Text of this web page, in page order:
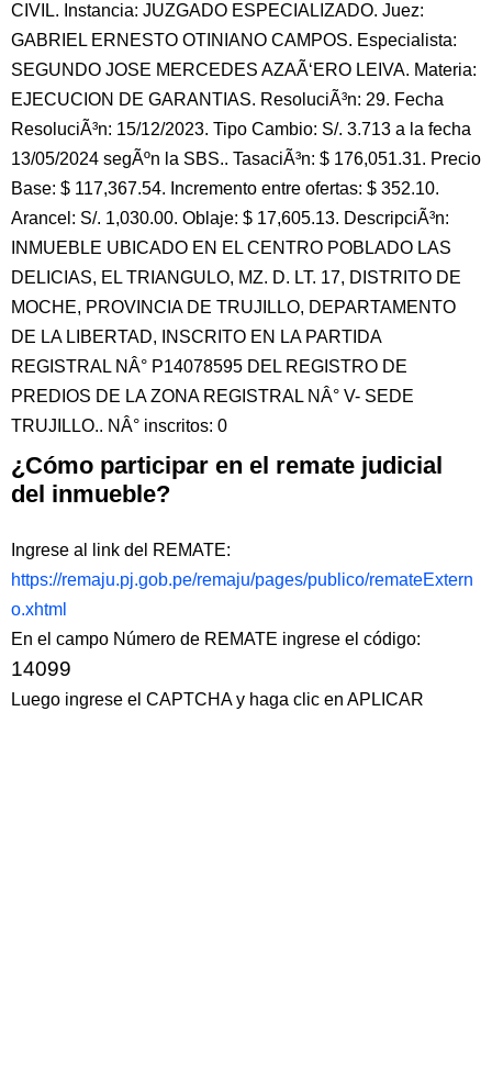
CIVIL. Instancia: JUZGADO ESPECIALIZADO. Juez:
GABRIEL ERNESTO OTINIANO CAMPOS. Especialista:
SEGUNDO JOSE MERCEDES AZAÃ‘ERO LEIVA. Materia:
EJECUCION DE GARANTIAS. ResoluciÃ³n: 29. Fecha
ResoluciÃ³n: 15/12/2023. Tipo Cambio: S/. 3.713 a la fecha
13/05/2024 segÃºn la SBS.. TasaciÃ³n: $ 176,051.31. Precio
Base: $ 117,367.54. Incremento entre ofertas: $ 352.10.
Arancel: S/. 1,030.00. Oblaje: $ 17,605.13. DescripciÃ³n:
INMUEBLE UBICADO EN EL CENTRO POBLADO LAS
DELICIAS, EL TRIANGULO, MZ. D. LT. 17, DISTRITO DE
MOCHE, PROVINCIA DE TRUJILLO, DEPARTAMENTO
DE LA LIBERTAD, INSCRITO EN LA PARTIDA
REGISTRAL NÂ° P14078595 DEL REGISTRO DE
PREDIOS DE LA ZONA REGISTRAL NÂ° V- SEDE
TRUJILLO.. NÂ° inscritos: 0
¿Cómo participar en el remate judicial
del inmueble?
Ingrese al link del REMATE:
https://remaju.pj.gob.pe/remaju/pages/publico/remateExtern
o.xhtml
En el campo Número de REMATE ingrese el código:
14099
Luego ingrese el CAPTCHA y haga clic en APLICAR